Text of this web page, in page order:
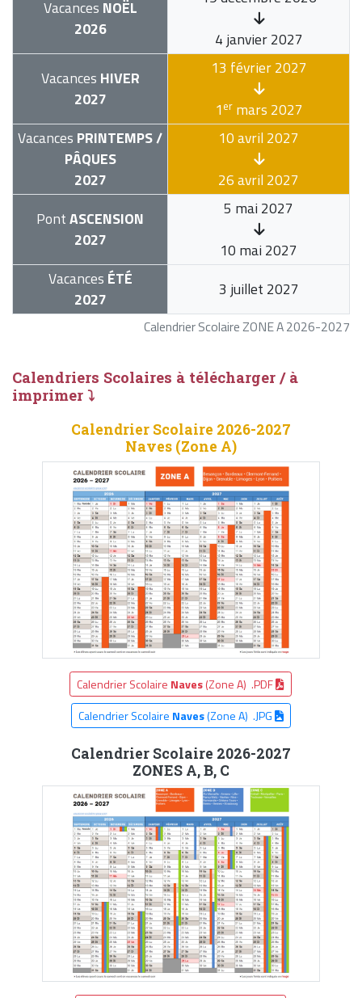
Calendrier Scolaire ZONE A 2026-2027
Vacances NOËL
2026
4 janvier 2027
Vacances HIVER
2027
13 février 2027
1ermars 2027
Vacances PRINTEMPS /
PÂQUES
2027
10 avril 2027
26 avril 2027
PontASCENSION
2027
5 mai 2027
10 mai 2027
Vacances ÉTÉ
2027
3 juillet 2027
Calendriers Scolaires à télécharger / à
imprimer ⤵
Calendrier Scolaire 2026-2027
Naves (Zone A)
Calendrier Scolaire Naves(Zone A) .PDF
Calendrier Scolaire Naves(Zone A) .JPG
Calendrier Scolaire 2026-2027
ZONES A, B, C